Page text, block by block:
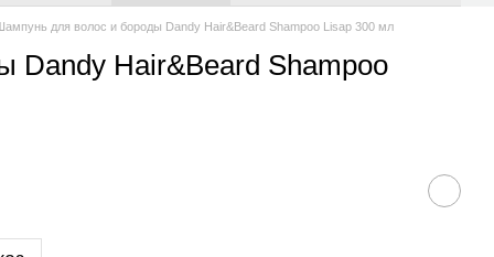
для волос и бороды Dandy Hair&Beard Shampoo Lisap 300 мл
Dandy Hair&Beard Shampoo